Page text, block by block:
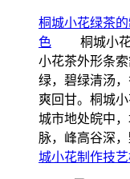
桐城小花绿茶
色
桐城小花
小花茶外形条
绿，碧绿清汤
爽回甘。桐城
城市地处皖中
脉，峰高谷深
城小花制作技艺